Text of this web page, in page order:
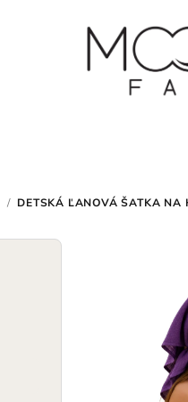
/ DETSKÁ ĽANOVÁ ŠATKA NA